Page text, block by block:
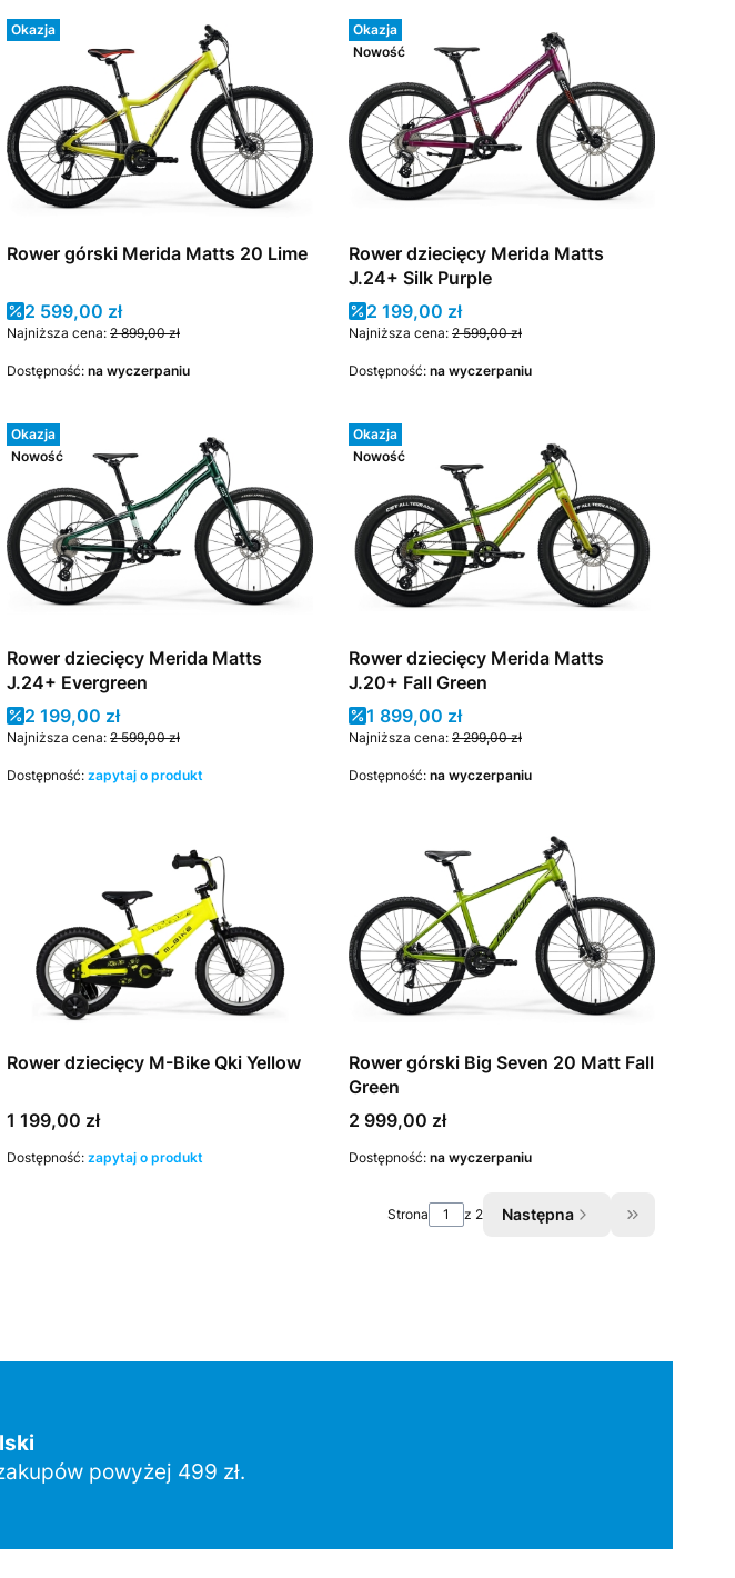
Okazja
Rower górski Merida Matts 20 Lime
Cena promocyjna
2 599,00 zł
Najniższa cena: 2 899,00 zł
Dostępność: na wyczerpaniu
Okazja
Nowość
Rower dziecięcy Merida Matts
J.24+ Silk Purple
Cena promocyjna
2 199,00 zł
Najniższa cena: 2 599,00 zł
Dostępność: na wyczerpaniu
Okazja
Nowość
Rower dziecięcy Merida Matts
J.24+ Evergreen
Cena promocyjna
2 199,00 zł
Najniższa cena: 2 599,00 zł
Dostępność: zapytaj o produkt
Okazja
Nowość
Rower dziecięcy Merida Matts
J.20+ Fall Green
Cena promocyjna
1 899,00 zł
Najniższa cena: 2 299,00 zł
Dostępność: na wyczerpaniu
Rower dziecięcy M-Bike Qki Yellow
Cena
1 199,00 zł
Dostępność: zapytaj o produkt
Rower górski Big Seven 20 Matt Fall
Green
Cena
2 999,00 zł
Dostępność: na wyczerpaniu
Strona z 2 Następna Przejdź do
powyżej 499 zł.